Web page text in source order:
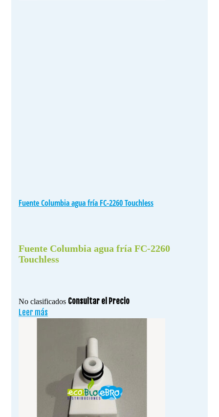
Fuente Columbia agua fría FC-2260 Touchless
Fuente Columbia agua fría FC-2260
Touchless
No clasificados Consultar el Precio
Leer más